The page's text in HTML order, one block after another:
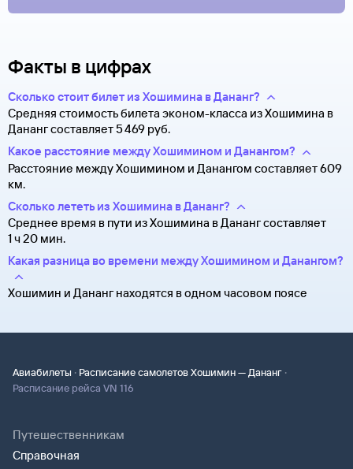
Факты в цифрах
Сколько стоит билет из Хошимина в Дананг?
Средняя стоимость билета эконом-класса из Хошимина в
Дананг составляет 5 ⁠469 руб.
Какое расстояние между Хошимином и Данангом?
Расстояние между Хошимином и Данангом составляет 609
км.
Сколько лететь из Хошимина в Дананг?
Среднее время в пути из Хошимина в Дананг составляет
1 ч 20 мин.
Какая разница во времени между Хошимином и Данангом?
Хошимин и Дананг находятся в одном часовом поясе
Авиабилеты · Расписание самолетов Хошимин — Дананг ·
Расписание рейса VN 116
Путешественникам
Справочная